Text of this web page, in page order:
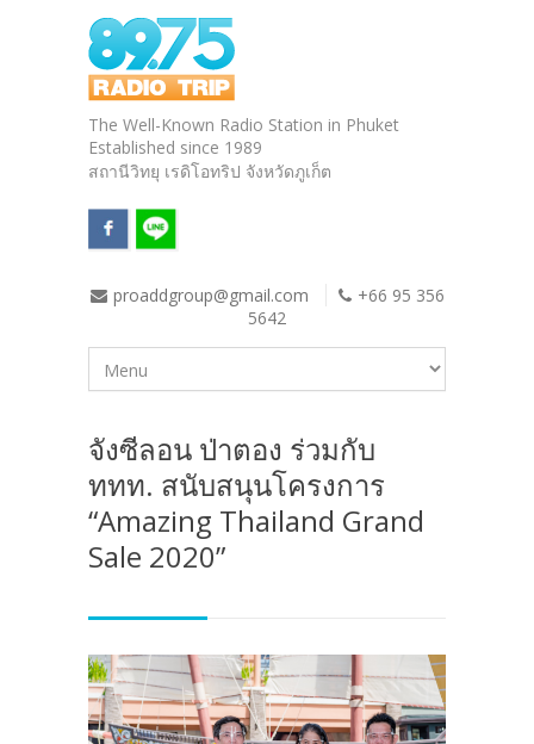
The Well-Known Radio Station in Phuket
Established since 1989
สถานีวิทยุ เรดิโอทริป จังหวัดภูเก็ต
proaddgroup@gmail.com
+66 95 356
5642
จังซีลอน ป่าตอง ร่วมกับ
ททท. สนับสนุนโครงการ
“Amazing Thailand Grand
Sale 2020”